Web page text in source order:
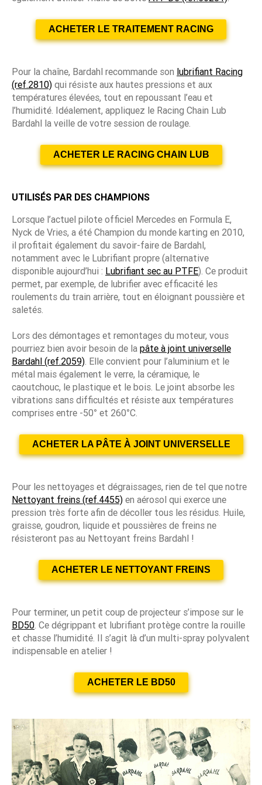
ACHETER LE TRAITEMENT RACING
Pour la chaîne, Bardahl recommande son lubrifiant Racing
(ref.2810) qui résiste aux hautes pressions et aux
températures élevées, tout en repoussant l’eau et
l’humidité. Idéalement, appliquez le Racing Chain Lub
Bardahl la veille de votre session de roulage.
ACHETER LE RACING CHAIN LUB
UTILISÉS PAR DES CHAMPIONS
Lorsque l’actuel pilote officiel Mercedes en Formula E,
Nyck de Vries, a été Champion du monde karting en 2010,
il profitait également du savoir-faire de Bardahl,
notamment avec le Lubrifiant propre (alternative
disponible aujourd’hui : Lubrifiant sec au PTFE). Ce produit
permet, par exemple, de lubrifier avec efficacité les
roulements du train arrière, tout en éloignant poussière et
saletés.
Lors des démontages et remontages du moteur, vous
pourriez bien avoir besoin de la pâte à joint universelle
Bardahl (ref.2059). Elle convient pour l’aluminium et le
métal mais également le verre, la céramique, le
caoutchouc, le plastique et le bois. Le joint absorbe les
vibrations sans difficultés et résiste aux températures
comprises entre -50° et 260°C.
ACHETER LA PÂTE À JOINT UNIVERSELLE
Pour les nettoyages et dégraissages, rien de tel que notre
Nettoyant freins (ref.4455) en aérosol qui exerce une
pression très forte afin de décoller tous les résidus. Huile,
graisse, goudron, liquide et poussières de freins ne
résisteront pas au Nettoyant freins Bardahl !
ACHETER LE NETTOYANT FREINS
Pour terminer, un petit coup de projecteur s’impose sur le
BD50. Ce dégrippant et lubrifiant protège contre la rouille
et chasse l’humidité. Il s’agit là d’un multi-spray polyvalent
indispensable en atelier !
ACHETER LE BD50